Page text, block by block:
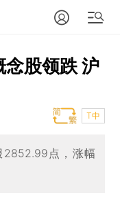
股领跌 沪
T中
点，涨幅